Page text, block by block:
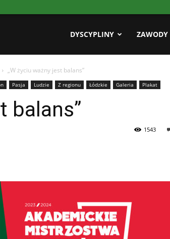
DYSCYPLINY ZAWODY
„W życiu ważny jest balans”
Pasja Ludzie Z regionu Łódzkie Galeria Plakat
balans”
1543